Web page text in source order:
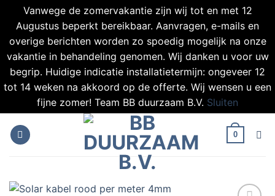
Vanwege de zomervakantie zijn wij tot en met 12
Augustus beperkt bereikbaar. Aanvragen, e-mails en
overige berichten worden zo spoedig mogelijk na onze
vakantie in behandeling genomen. Wij danken u voor uw
begrip. Huidige indicatie installatietermijn: ongeveer 12
tot 14 weken na akkoord op de offerte. Wij wensen u een
fijne zomer! Team BB duurzaam B.V. Sluiten
naar
0